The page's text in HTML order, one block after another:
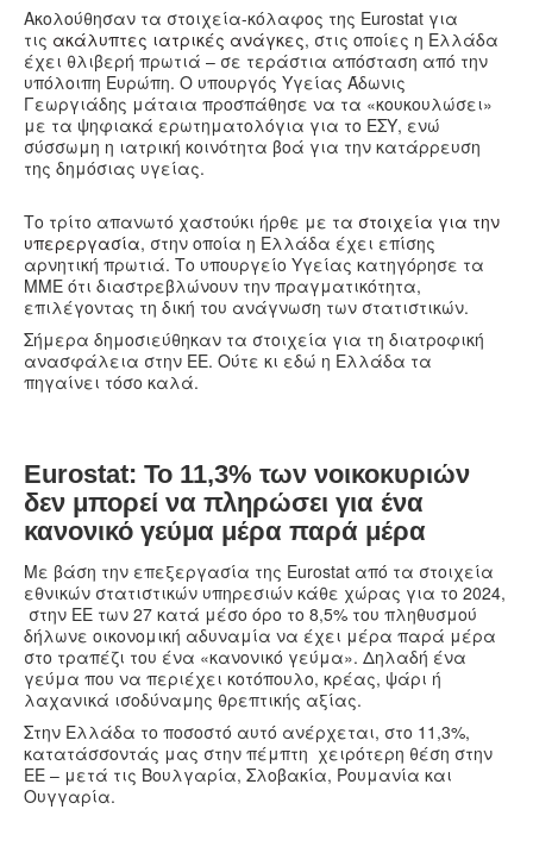
Ακολούθησαν τα στοιχεία-κόλαφος της Εurostat για
τις ακάλυπτες ιατρικές ανάγκες, στις οποίες η Ελλάδα
έχει θλιβερή πρωτιά – σε τεράστια απόσταση από την
υπόλοιπη Ευρώπη. Ο υπουργός Υγείας Άδωνις
Γεωργιάδης μάταια προσπάθησε να τα «κουκουλώσει»
με τα ψηφιακά ερωτηματολόγια για το ΕΣΥ, ενώ
σύσσωμη η ιατρική κοινότητα βοά για την κατάρρευση
της δημόσιας υγείας.
Το τρίτο απανωτό χαστούκι ήρθε με τα στοιχεία για την
υπερεργασία, στην οποία η Ελλάδα έχει επίσης
αρνητική πρωτιά. Το υπουργείο Υγείας κατηγόρησε τα
ΜΜΕ ότι διαστρεβλώνουν την πραγματικότητα,
επιλέγοντας τη δική του ανάγνωση των στατιστικών.
Σήμερα δημοσιεύθηκαν τα στοιχεία για τη διατροφική
ανασφάλεια στην ΕΕ. Ούτε κι εδώ η Ελλάδα τα
πηγαίνει τόσο καλά.
Eurostat: Το 11,3% των νοικοκυριών
δεν μπορεί να πληρώσει για ένα
κανονικό γεύμα μέρα παρά μέρα
Με βάση την επεξεργασία της Eurostat από τα στοιχεία
εθνικών στατιστικών υπηρεσιών κάθε χώρας για το 2024,
στην ΕΕ των 27 κατά μέσο όρο το 8,5% του πληθυσμού
δήλωνε οικονομική αδυναμία να έχει μέρα παρά μέρα
στο τραπέζι του ένα «κανονικό γεύμα». Δηλαδή ένα
γεύμα που να περιέχει κοτόπουλο, κρέας, ψάρι ή
λαχανικά ισοδύναμης θρεπτικής αξίας.
Στην Ελλάδα το ποσοστό αυτό ανέρχεται, στο 11,3%,
κατατάσσοντάς μας στην πέμπτη χειρότερη θέση στην
ΕΕ – μετά τις Βουλγαρία, Σλοβακία, Ρουμανία και
Ουγγαρία.